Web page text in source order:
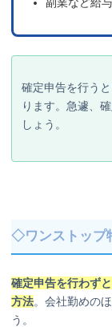
確定申告を行う
ります。急遽、
しょう。
◇ワンストップ
確定申告を行わず
方法。会社勤めの
う。